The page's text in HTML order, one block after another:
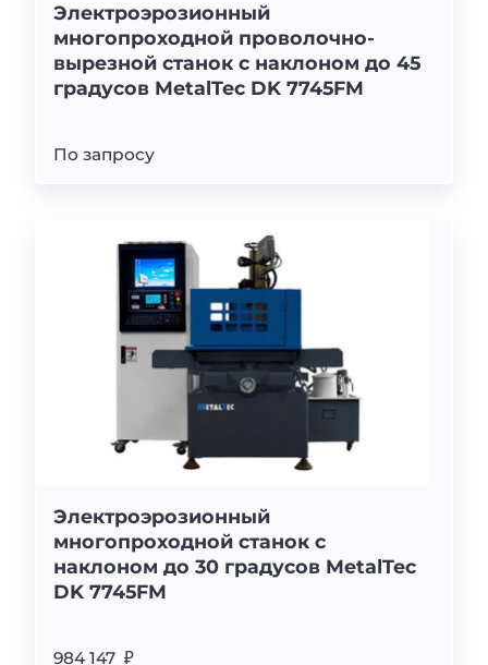
Электроэрозионный
многопроходной проволочно-
вырезной станок с наклоном до 45
градусов MetalTec DK 7745FM
По запросу
Электроэрозионный
многопроходной станок с
наклоном до 30 градусов MetalTec
DK 7745FM
984 147 ₽